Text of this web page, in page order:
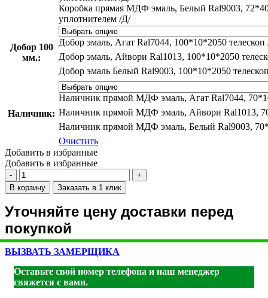
Коробка прямая МДФ эмаль, Белый Ral9003,
уплотнителем /Д/
Добор 100
мм.:
Добор эмаль, Агат Ral7044, 100*10*2050
Добор эмаль, Айвори Ral1013, 100*10*2050
Добор эмаль Белый Ral9003, 100*10*2050
Наличник:
Наличник прямой МДФ эмаль, Агат Ral7044,
Наличник прямой МДФ эмаль, Айвори Ral1013,
Наличник прямой МДФ эмаль, Белый Ral9003,
Очистить
Добавить в избранные
Добавить в избранные
Количество
товара
Smalta-
06
эмаль,
Агат
Ral7044
ДГ
550*1900
В корзину Заказать в 1 клик
Уточняйте цену доставки перед
покупкой
ВЫЗВАТЬ ЗАМЕРЩИКА
Оставьте свой номер телефона и наш менеджер
свяжется с вами.